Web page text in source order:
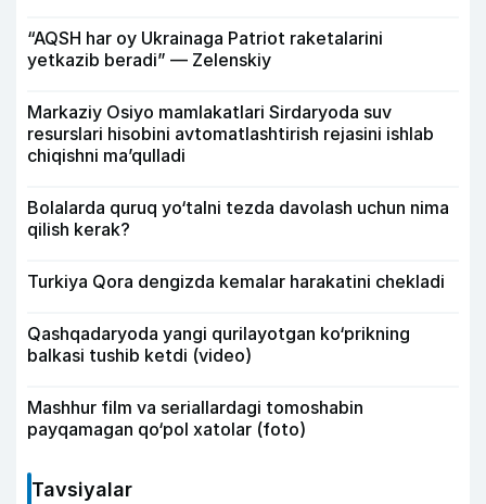
“AQSH har oy Ukrainaga Patriot raketalarini
yetkazib beradi” — Zelenskiy
Markaziy Osiyo mamlakatlari Sirdaryoda suv
resurslari hisobini avtomatlashtirish rejasini ishlab
chiqishni ma’qulladi
Bolalarda quruq yo‘talni tezda davolash uchun nima
qilish kerak?
Turkiya Qora dengizda kemalar harakatini chekladi
Qashqadaryoda yangi qurilayotgan ko‘prikning
balkasi tushib ketdi (video)
Mashhur film va seriallardagi tomoshabin
payqamagan qo‘pol xatolar (foto)
Tavsiyalar